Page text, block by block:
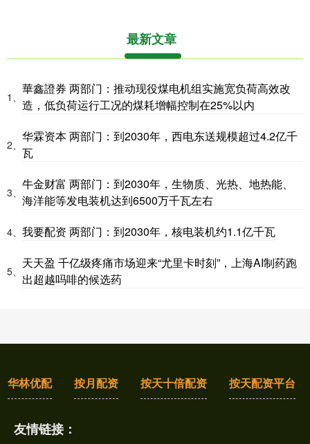
最新文章
1、
華鑫證券 两部门：推动现役煤电机组实施宽负荷高效改
造，低负荷运行工况的煤耗增幅控制在25%以内
2、
华霖资本 两部门：到2030年，西电东送规模超过4.2亿千
瓦
3、
牛金财富 两部门：到2030年，生物质、光热、地热能、
海洋能等发电装机达到6500万千瓦左右
4、 我要配资 两部门：到2030年，核电装机约1.1亿千瓦
5、
天天盈 千亿级疼痛市场迎来“尤里卡时刻”，上海AI制药跑
出超越吗啡的候选药
华林优配 按月配资 按天十倍配资 按天配资平台
友情链接：